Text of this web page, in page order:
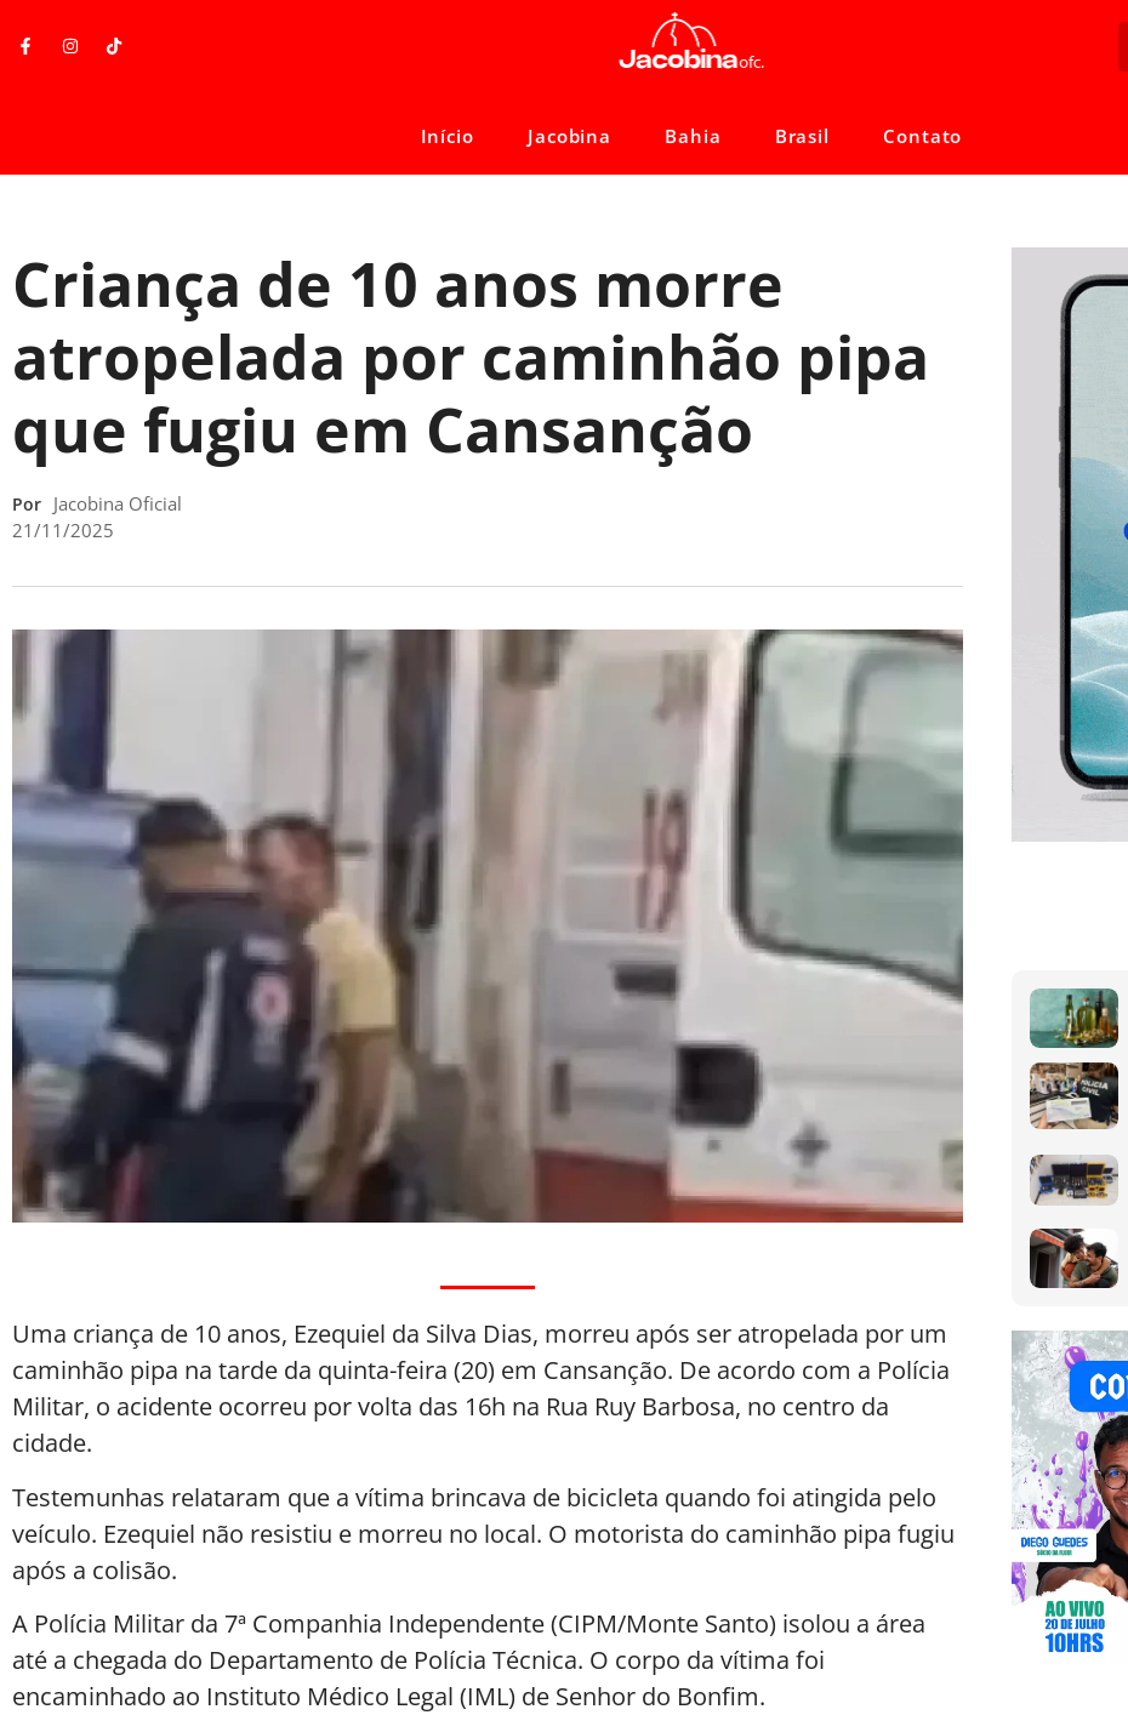
Início Jacobina Bahia Brasil Contato
Criança de 10 anos morre
atropelada por caminhão pipa
que fugiu em Cansanção
Por Jacobina Oficial
21/11/2025
Uma criança de 10 anos, Ezequiel da Silva Dias, morreu após ser atropelada por um
caminhão pipa na tarde da quinta-feira (20) em Cansanção. De acordo com a Polícia
Militar, o acidente ocorreu por volta das 16h na Rua Ruy Barbosa, no centro da
cidade.
Testemunhas relataram que a vítima brincava de bicicleta quando foi atingida pelo
veículo. Ezequiel não resistiu e morreu no local. O motorista do caminhão pipa fugiu
após a colisão.
A Polícia Militar da 7ª Companhia Independente (CIPM/Monte Santo) isolou a área
até a chegada do Departamento de Polícia Técnica. O corpo da vítima foi
encaminhado ao Instituto Médico Legal (IML) de Senhor do Bonfim.